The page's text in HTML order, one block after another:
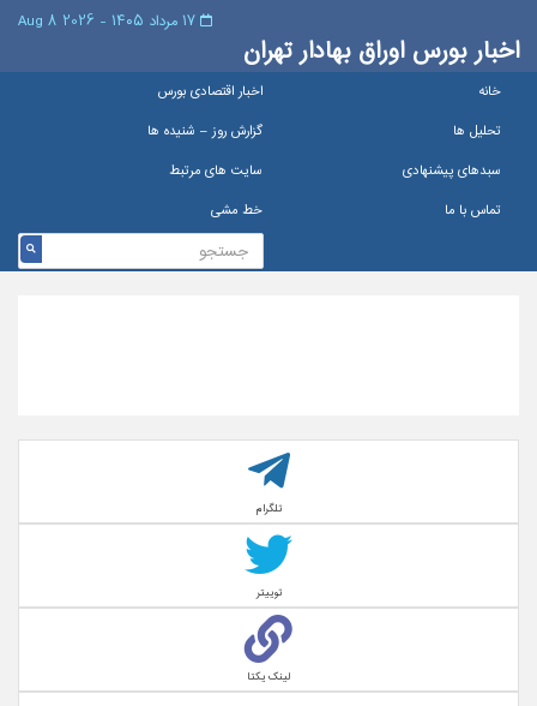
اخبار بورس اوراق بهادار تهران
خانه
اخبار اقتصادی بورس
تحلیل ها
گزارش روز – شنيده ها
سبدهای پیشنهادی
سایت های مرتبط
تماس با ما
خط مشی
تلگرام
توییتر
لینک یکتا